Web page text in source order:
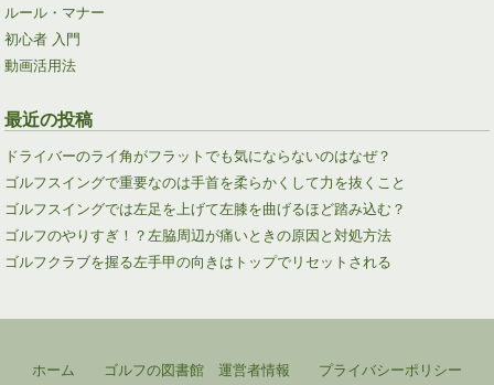
ルール・マナー
初心者 入門
動画活用法
最近の投稿
ドライバーのライ角がフラットでも気にならないのはなぜ？
ゴルフスイングで重要なのは手首を柔らかくして力を抜くこと
ゴルフスイングでは左足を上げて左膝を曲げるほど踏み込む？
ゴルフのやりすぎ！？左脇周辺が痛いときの原因と対処方法
ゴルフクラブを握る左手甲の向きはトップでリセットされる
ホーム ゴルフの図書館 運営者情報 プライバシーポリシー